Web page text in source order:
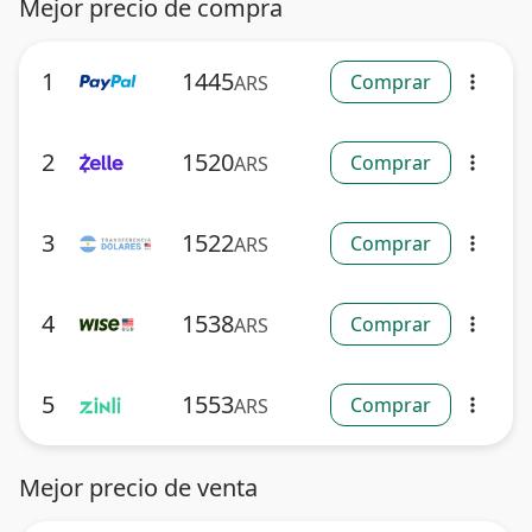
Mejor precio de compra
1 1445ARS Comprar more_vert
2 1520ARS Comprar more_vert
3 1522ARS Comprar more_vert
4 1538ARS Comprar more_vert
5 1553ARS Comprar more_vert
Mejor precio de venta